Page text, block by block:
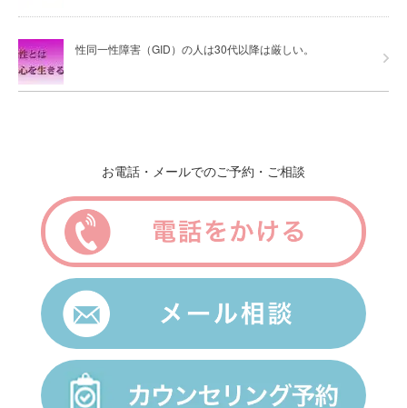
性同一性障害（GID）の人は30代以降は厳しい。
お電話・メールでのご予約・ご相談